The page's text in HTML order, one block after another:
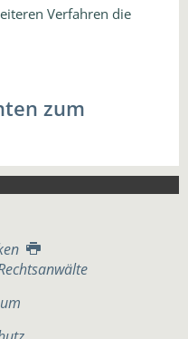
Verfahren die
zum